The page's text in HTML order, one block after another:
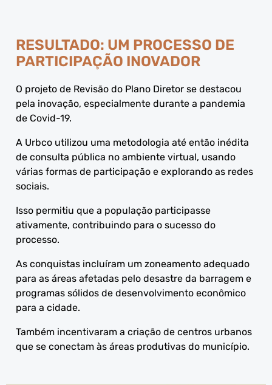
RESULTADO: UM PROCESSO DE
PARTICIPAÇÃO INOVADOR
O projeto de Revisão do Plano Diretor se destacou
pela inovação, especialmente durante a pandemia
de Covid-19.
A Urbco utilizou uma metodologia até então inédita
de consulta pública no ambiente virtual, usando
várias formas de participação e explorando as redes
sociais.
Isso permitiu que a população participasse
ativamente, contribuindo para o sucesso do
processo.
As conquistas incluíram um zoneamento adequado
para as áreas afetadas pelo desastre da barragem e
programas sólidos de desenvolvimento econômico
para a cidade.
Também incentivaram a criação de centros urbanos
que se conectam às áreas produtivas do município.